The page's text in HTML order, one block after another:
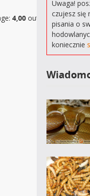
4,00out of 5)
Uwaga!
czujesz się
pisania o
koniecznie